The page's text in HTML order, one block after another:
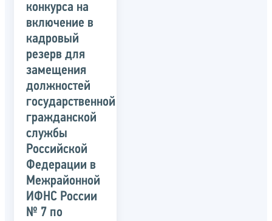
конкурса на
включение в
кадровый
резерв для
замещения
должностей
государственной
гражданской
службы
Российской
Федерации в
Межрайонной
ИФНС России
№ 7 по